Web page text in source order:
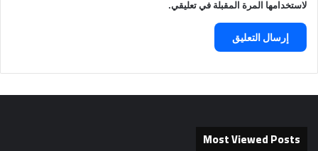
لاستخدامها المرة المقبلة في تعليقي.
Most Viewed Posts